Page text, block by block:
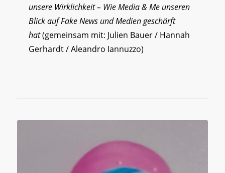
unsere Wirklichkeit – Wie Media & Me unseren
Blick auf Fake News und Medien geschärft
hat(gemeinsam mit: Julien Bauer / Hannah
Gerhardt / Aleandro Iannuzzo)